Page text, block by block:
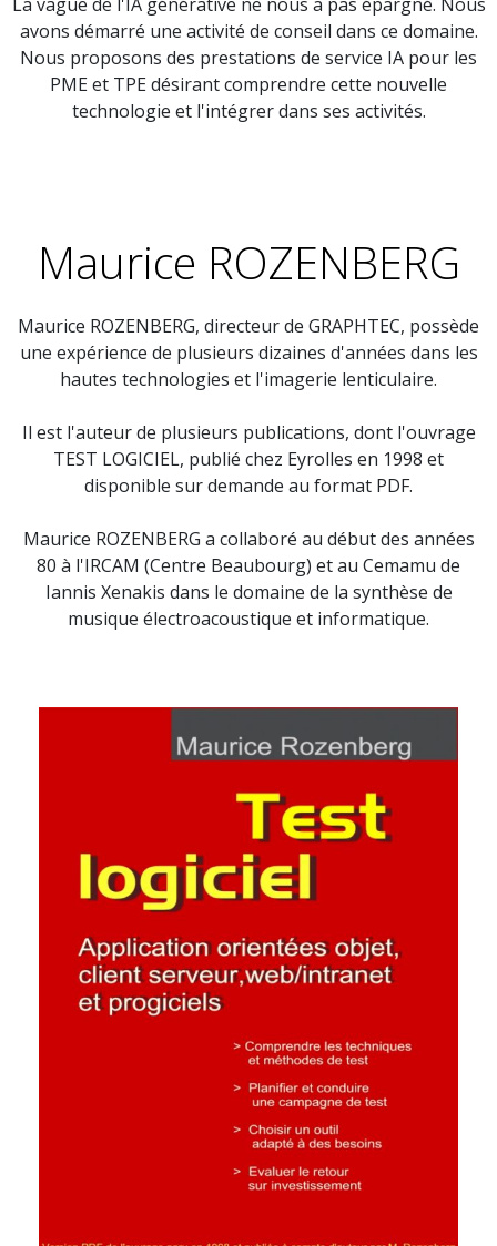
avons démarré une activité de conseil dans ce domaine.
Nous proposons des prestations de service IA pour les
PME et TPE désirant comprendre cette nouvelle
technologie et l'intégrer dans ses activités.
Maurice ROZENBERG
Maurice ROZENBERG, directeur de GRAPHTEC, possède
une expérience de plusieurs dizaines d'années dans les
hautes technologies et l'imagerie lenticulaire.
Il est l'auteur de plusieurs publications, dont l'ouvrage
TEST LOGICIEL, publié chez Eyrolles en 1998 et
disponible sur demande au format PDF.
Maurice ROZENBERG a collaboré au début des années
80 à l'IRCAM (Centre Beaubourg) et au Cemamu de
Iannis Xenakis dans le domaine de la synthèse de
musique électroacoustique et informatique.